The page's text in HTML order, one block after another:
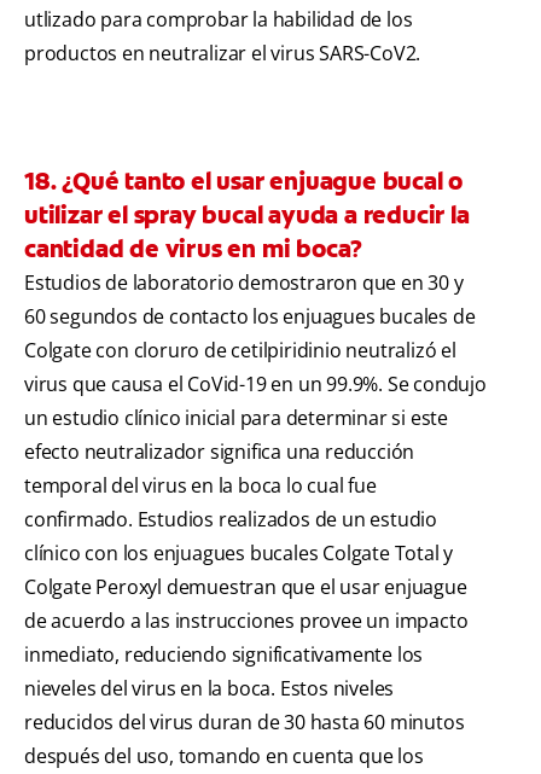
utlizado para comprobar la habilidad de los
productos en neutralizar el virus SARS-CoV2.
18. ¿Qué tanto el usar enjuague bucal o
utilizar el spray bucal ayuda a reducir la
cantidad de virus en mi boca?
Estudios de laboratorio demostraron que en 30 y
60 segundos de contacto los enjuagues bucales de
Colgate con cloruro de cetilpiridinio neutralizó el
virus que causa el CoVid-19 en un 99.9%. Se condujo
un estudio clínico inicial para determinar si este
efecto neutralizador significa una reducción
temporal del virus en la boca lo cual fue
confirmado. Estudios realizados de un estudio
clínico con los enjuagues bucales Colgate Total y
Colgate Peroxyl demuestran que el usar enjuague
de acuerdo a las instrucciones provee un impacto
inmediato, reduciendo significativamente los
nieveles del virus en la boca. Estos niveles
reducidos del virus duran de 30 hasta 60 minutos
después del uso, tomando en cuenta que los